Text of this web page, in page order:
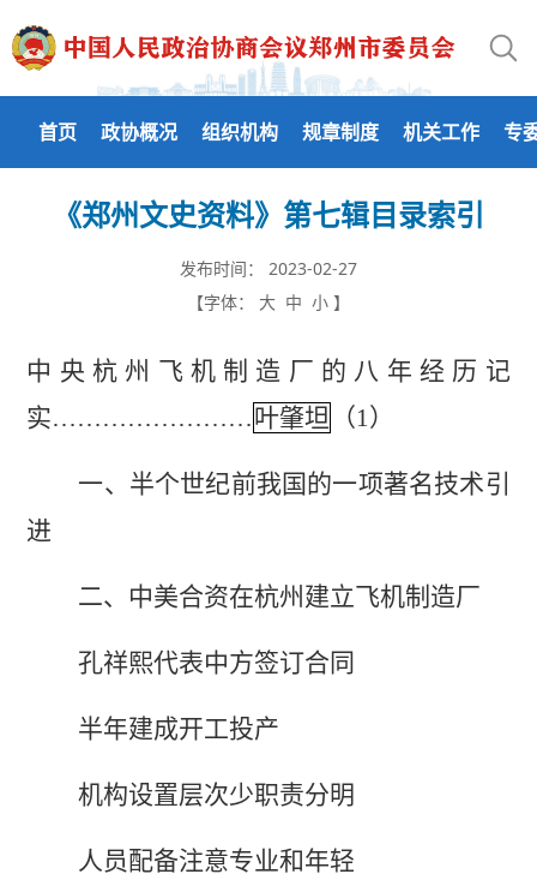
首页 政协概况 组织机构 规章制度 机关工作 专
《郑州文史资料》第七辑目录索引
发布时间：
2023-02-27
【字体：
大 中 小 】
中央杭州飞机制造厂的八年经历记
实……………………叶肇坦 （1）
一、半个世纪前我国的一项著名技术引
进
二、中美合资在杭州建立飞机制造厂
孔祥熙代表中方签订合同
半年建成开工投产
机构设置层次少职责分明
人员配备注意专业和年轻